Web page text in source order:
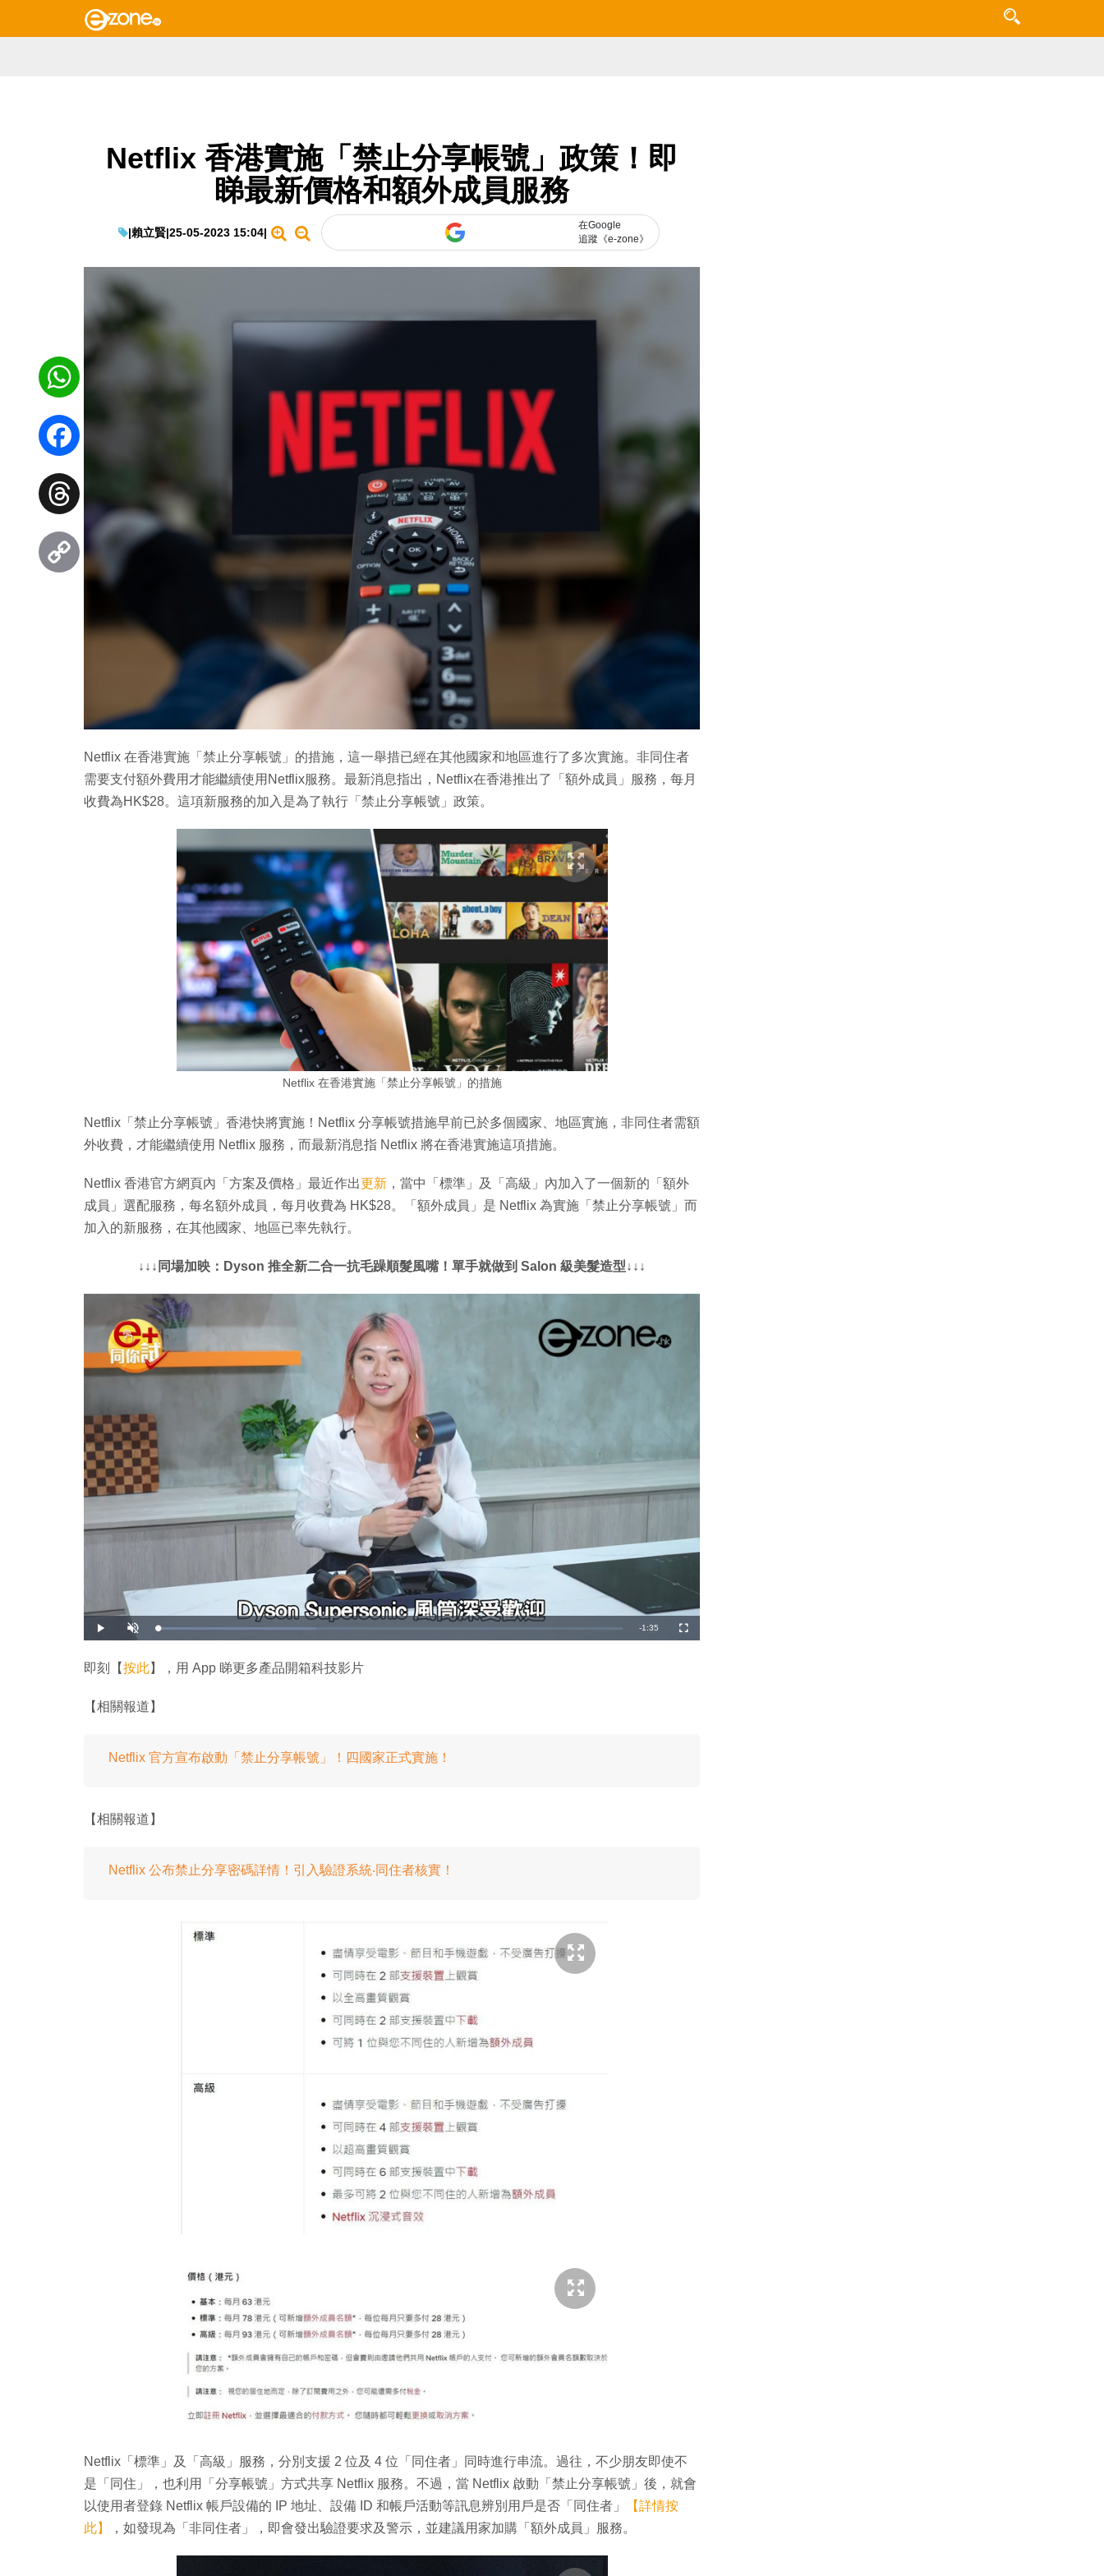
Netflix 香港實施「禁止分享帳號」政策！即
睇最新價格和額外成員服務
|賴立賢|25-05-2023 15:04|
在Google
追蹤《e-zone》
Netflix 在香港實施「禁止分享帳號」的措施，這一舉措已經在其他國家和地區進行了多次實施。非同住者
需要支付額外費用才能繼續使用Netflix服務。最新消息指出，Netflix在香港推出了「額外成員」服務，每月
收費為HK$28。這項新服務的加入是為了執行「禁止分享帳號」政策。
Netflix 在香港實施「禁止分享帳號」的措施
Netflix「禁止分享帳號」香港快將實施！Netflix 分享帳號措施早前已於多個國家、地區實施，非同住者需額
外收費，才能繼續使用 Netflix 服務，而最新消息指 Netflix 將在香港實施這項措施。
Netflix 香港官方網頁內「方案及價格」最近作出更新 ，當中「標準」及「高級」內加入了一個新的「額外
成員」選配服務，每名額外成員，每月收費為 HK$28。「額外成員」是 Netflix 為實施「禁止分享帳號」而
加入的新服務，在其他國家、地區已率先執行。
↓↓↓同場加映：Dyson 推全新二合一抗毛躁順髮風嘴！單手就做到 Salon 級美髮造型↓↓↓
播
放
開
啟
載
入
:
3
剩
-1:35
全
螢
即刻【按此】，用 App 睇更多產品開箱科技影片
【相關報道】
Netflix 官方宣布啟動「禁止分享帳號」！四國家正式實施！
【相關報道】
Netflix 公布禁止分享密碼詳情！引入驗證系統‧同住者核實！
Netflix「標準」及「高級」服務，分別支援 2 位及 4 位「同住者」同時進行串流。過往，不少朋友即使不
是「同住」，也利用「分享帳號」方式共享 Netflix 服務。不過，當 Netflix 啟動「禁止分享帳號」後，就會
以使用者登錄 Netflix 帳戶設備的 IP 地址、設備 ID 和帳戶活動等訊息辨別用戶是否「同住者」
【詳情按
此】
，如發現為「非同住者」，即會發出驗證要求及警示，並建議用家加購「額外成員」服務。
WhatsApp
Facebook
Threads
Link